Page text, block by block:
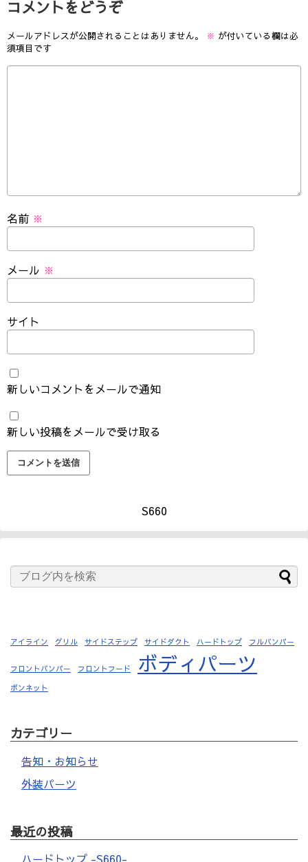
コメントをどうぞ
メールアドレスが公開されることはありません。 ※ が付いている欄は必
須項目です
名前 ※
メール ※
サイト
新しいコメントをメールで通知
新しい投稿をメールで受け取る
S660
アイライン グリル サイドステップ サイドダクト ハードトップ フルバンパー
フロントバンパー フロントフード ボディパーツ
ボンネット
カテゴリー
告知・お知らせ
外装パーツ
最近の投稿
ハードトップ -S660-